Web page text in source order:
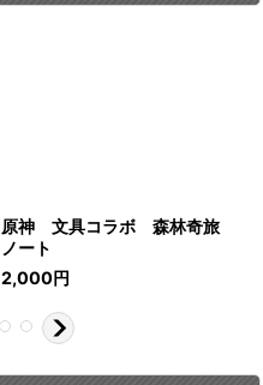
原神 文具コラボ 森林奇旅
ノート
2,000円